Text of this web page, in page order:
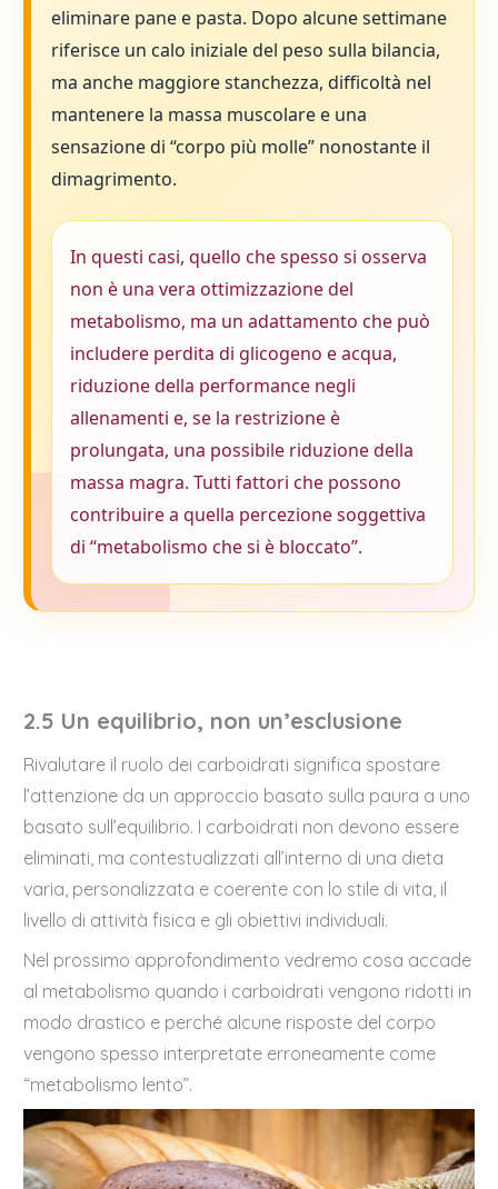
eliminare pane e pasta. Dopo alcune settimane
riferisce un calo iniziale del peso sulla bilancia,
ma anche maggiore stanchezza, difficoltà nel
mantenere la massa muscolare e una
sensazione di “corpo più molle” nonostante il
dimagrimento.
In questi casi, quello che spesso si osserva
non è una vera ottimizzazione del
metabolismo, ma un adattamento che può
includere perdita di glicogeno e acqua,
riduzione della performance negli
allenamenti e, se la restrizione è
prolungata, una possibile riduzione della
massa magra. Tutti fattori che possono
contribuire a quella percezione soggettiva
di “metabolismo che si è bloccato”.
2.5 Un equilibrio, non un’esclusione
Rivalutare il ruolo dei carboidrati significa spostare
l’attenzione da un approccio basato sulla paura a uno
basato sull’equilibrio. I carboidrati non devono essere
eliminati, ma contestualizzati all’interno di una dieta
varia, personalizzata e coerente con lo stile di vita, il
livello di attività fisica e gli obiettivi individuali.
Nel prossimo approfondimento vedremo cosa accade
al metabolismo quando i carboidrati vengono ridotti in
modo drastico e perché alcune risposte del corpo
vengono spesso interpretate erroneamente come
“metabolismo lento”.